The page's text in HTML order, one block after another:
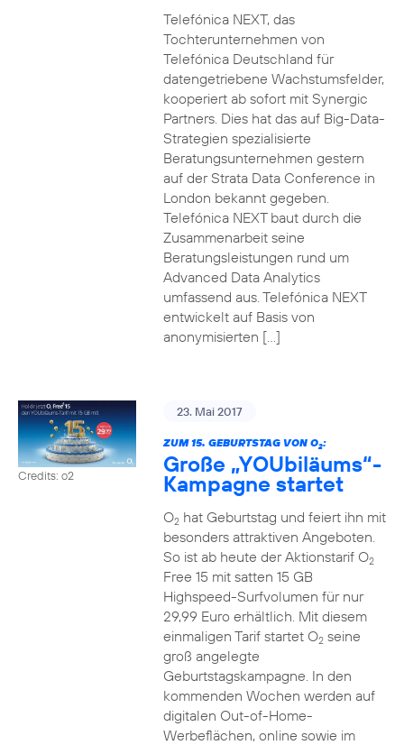
Telefónica NEXT, das
Tochterunternehmen von
Telefónica Deutschland für
datengetriebene Wachstumsfelder,
kooperiert ab sofort mit Synergic
Partners. Dies hat das auf Big-Data-
Strategien spezialisierte
Beratungsunternehmen gestern
auf der Strata Data Conference in
London bekannt gegeben.
Telefónica NEXT baut durch die
Zusammenarbeit seine
Beratungsleistungen rund um
Advanced Data Analytics
umfassend aus. Telefónica NEXT
entwickelt auf Basis von
anonymisierten […]
Credits: o2
23. Mai 2017
ZUM 15. GEBURTSTAG VON O2:
Große „YOUbiläums“-
Kampagne startet
O2hat Geburtstag und feiert ihn mit
besonders attraktiven Angeboten.
So ist ab heute der Aktionstarif O2
Free 15 mit satten 15 GB
Highspeed-Surfvolumen für nur
29,99 Euro erhältlich. Mit diesem
einmaligen Tarif startet O2seine
groß angelegte
Geburtstagskampagne. In den
kommenden Wochen werden auf
digitalen Out-of-Home-
Werbeflächen, online sowie im